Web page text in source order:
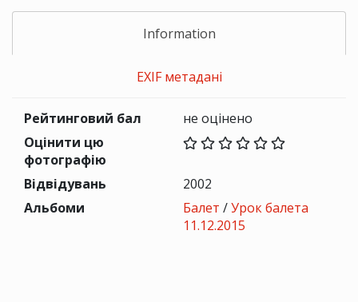
Information
EXIF метадані
Рейтинговий бал
не оцінено
Оцінити цю
фотографію
Відвідувань
2002
Альбоми
Балет /Урок балета
11.12.2015